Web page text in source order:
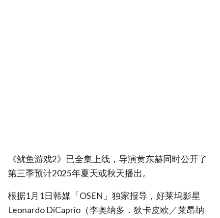
《鱿鱼游戏2》已全集上线，导演黄东赫同时公开了
第三季预计2025年夏天或秋天播出。
根据1月1日韩媒「OSEN」独家报导，好莱坞影星
Leonardo DiCaprio（李奥纳多．狄卡皮欧／莱昂纳